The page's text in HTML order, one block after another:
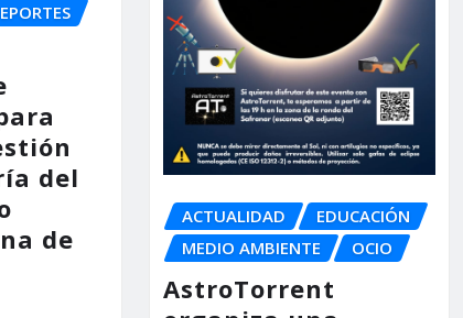
del
de
ACTUALIDAD
EDUCACIÓN
MEDIO AMBIENTE
OCIO
AstroTorrent